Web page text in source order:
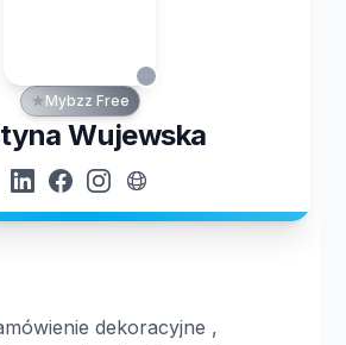
Mybzz Free
Wujewska
dekoracyjne ,